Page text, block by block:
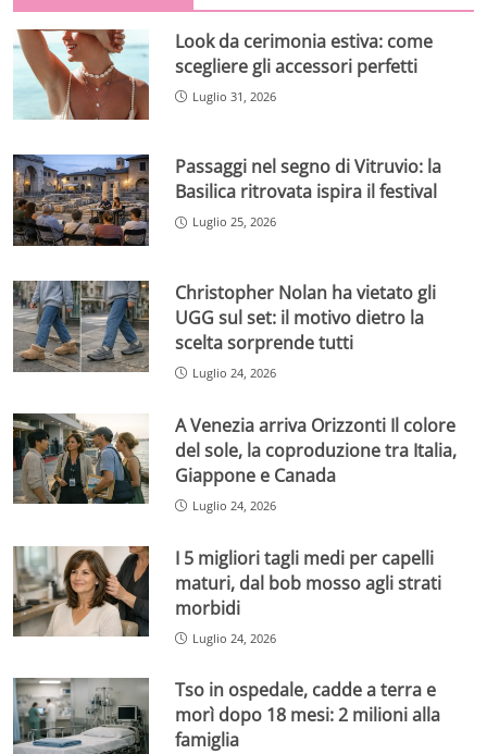
Look da cerimonia estiva: come
scegliere gli accessori perfetti
Luglio 31, 2026
Passaggi nel segno di Vitruvio: la
Basilica ritrovata ispira il festival
Luglio 25, 2026
Christopher Nolan ha vietato gli
UGG sul set: il motivo dietro la
scelta sorprende tutti
Luglio 24, 2026
A Venezia arriva Orizzonti Il colore
del sole, la coproduzione tra Italia,
Giappone e Canada
Luglio 24, 2026
I 5 migliori tagli medi per capelli
maturi, dal bob mosso agli strati
morbidi
Luglio 24, 2026
Tso in ospedale, cadde a terra e
morì dopo 18 mesi: 2 milioni alla
famiglia